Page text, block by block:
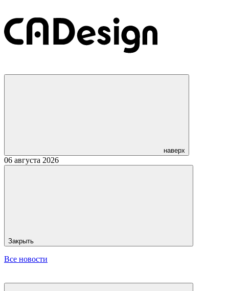
наверх
06 августа 2026
Закрыть
Все новости